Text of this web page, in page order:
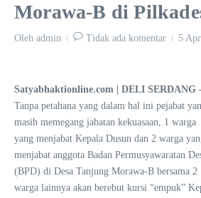
Morawa-B di
Oleh admin Tidak ada komentar 5
Satyabhaktionline.com | DELI SERDANG
Tanpa petahana yang dalam hal ini pejabat
masih memegang jabatan kekuasaan, 1 warga
yang menjabat Kepala Dusun dan 2 warga
menjabat anggota Badan Permusyawaratan
(BPD) di Desa Tanjung Morawa-B bersama 2
warga lainnya akan berebut kursi “empuk”